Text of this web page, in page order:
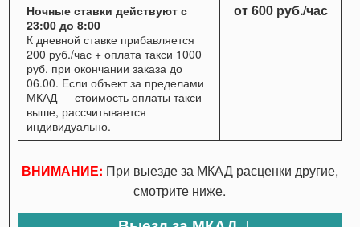
Ночные ставки действуют с
23:00 до 8:00
К дневной ставке прибавляется
200 руб./час + оплата такси 1000
руб. при окончании заказа до
06.00. Если объект за пределами
МКАД — стоимость оплаты такси
выше, рассчитывается
индивидуально.
от 600 руб./час
ВНИМАНИЕ: При выезде за МКАД расценки другие,
смотрите ниже.